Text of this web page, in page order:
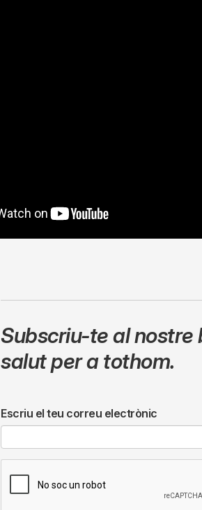
Subscriu-te al
salut per a tothom.
Escriu el teu correu electrònic